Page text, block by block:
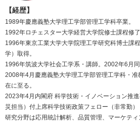
【経歴】
1989年慶應義塾大学理工学部管理工学科卒業。
1992年ロチェスター大学経営大学院修士課程修了
1996年東京工業大学大学院理工学研究科博士課
学）取得。
1996年筑波大学社会工学系・講師。2002年6月同
2008年4月慶應義塾大学理工学部管理工学科・
在に至る。
2023年4月内閣府 科学技術・イノベーション推
災担当）付上席科学技術政策フェロー（非常勤）
研究分野は応用統計解析、品質管理、マーケティ